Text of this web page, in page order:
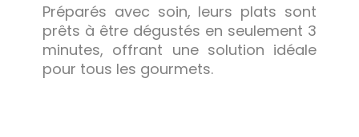
Préparés avec soin, leurs plats sont
prêts à être dégustés en seulement 3
minutes, offrant une solution idéale
pour tous les gourmets.